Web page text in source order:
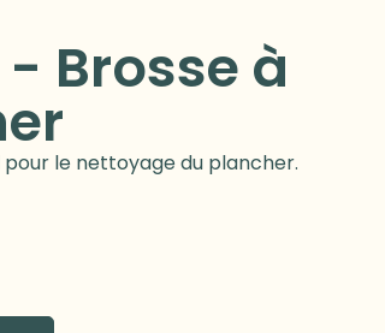
Brosse à
le nettoyage du plancher.